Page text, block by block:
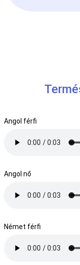
Angol férfi
Angol nő
Német férfi